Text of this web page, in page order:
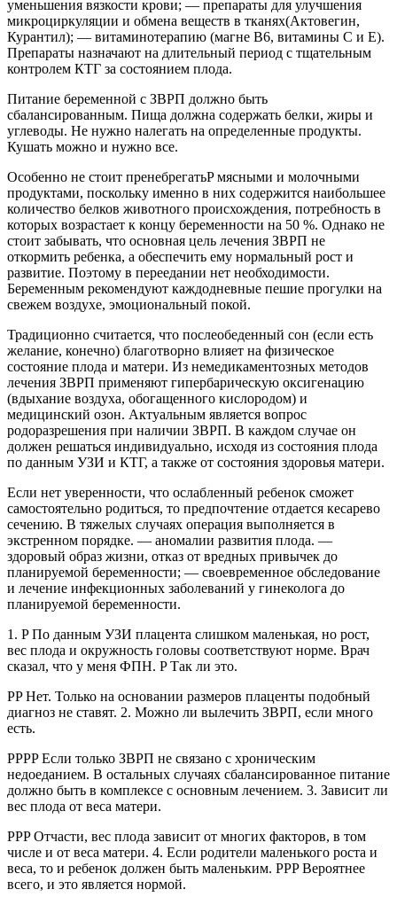
уменьшения вязкости крови; — препараты для улучшения
микроциркуляции и обмена веществ в тканях(Актовегин,
Курантил); — витаминотерапию (магне В6, витамины С и Е).
Препараты назначают на длительный период с тщательным
контролем КТГ за состоянием плода.
Питание беременной с ЗВРП должно быть
сбалансированным. Пища должна содержать белки, жиры и
углеводы. Не нужно налегать на определенные продукты.
Кушать можно и нужно все.
Особенно не стоит пренебрегатьP мясными и молочными
продуктами, поскольку именно в них содержится наибольшее
количество белков животного происхождения, потребность в
которых возрастает к концу беременности на 50 %. Однако не
стоит забывать, что основная цель лечения ЗВРП не
откормить ребенка, а обеспечить ему нормальный рост и
развитие. Поэтому в переедании нет необходимости.
Беременным рекомендуют каждодневные пешие прогулки на
свежем воздухе, эмоциональный покой.
Традиционно считается, что послеобеденный сон (если есть
желание, конечно) благотворно влияет на физическое
состояние плода и матери. Из немедикаментозных методов
лечения ЗВРП применяют гипербарическую оксигенацию
(вдыхание воздуха, обогащенного кислородом) и
медицинский озон. Актуальным является вопрос
родоразрешения при наличии ЗВРП. В каждом случае он
должен решаться индивидуально, исходя из состояния плода
по данным УЗИ и КТГ, а также от состояния здоровья матери.
Если нет уверенности, что ослабленный ребенок сможет
самостоятельно родиться, то предпочтение отдается кесарево
сечению. В тяжелых случаях операция выполняется в
экстренном порядке. — аномалии развития плода. —
здоровый образ жизни, отказ от вредных привычек до
планируемой беременности; — своевременное обследование
и лечение инфекционных заболеваний у гинеколога до
планируемой беременности.
1. P По данным УЗИ плацента слишком маленькая, но рост,
вес плода и окружность головы соответствуют норме. Врач
сказал, что у меня ФПН. P Так ли это.
PP Нет. Только на основании размеров плаценты подобный
диагноз не ставят. 2. Можно ли вылечить ЗВРП, если много
есть.
PPPP Если только ЗВРП не связано с хроническим
недоеданием. В остальных случаях сбалансированное питание
должно быть в комплексе с основным лечением. 3. Зависит ли
вес плода от веса матери.
PPP Отчасти, вес плода зависит от многих факторов, в том
числе и от веса матери. 4. Если родители маленького роста и
веса, то и ребенок должен быть маленьким. PPP Вероятнее
всего, и это является нормой.